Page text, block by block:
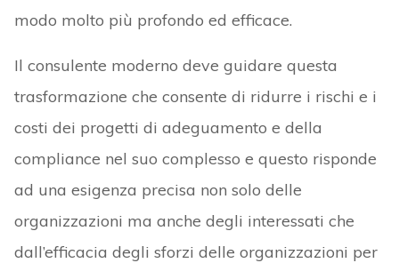
modo molto più profondo ed efficace.
Il consulente moderno deve guidare questa
trasformazione che consente di ridurre i rischi e i
costi dei progetti di adeguamento e della
compliance nel suo complesso e questo risponde
ad una esigenza precisa non solo delle
organizzazioni ma anche degli interessati che
dall’efficacia degli sforzi delle organizzazioni per